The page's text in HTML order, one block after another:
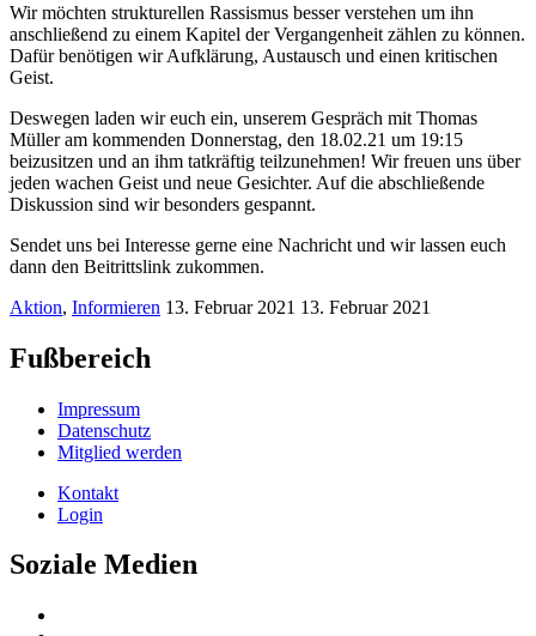
Wir möchten strukturellen Rassismus besser verstehen um ihn
anschließend zu einem Kapitel der Vergangenheit zählen zu können.
Dafür benötigen wir Aufklärung, Austausch und einen kritischen
Geist.
Deswegen laden wir euch ein, unserem Gespräch mit Thomas
Müller am kommenden Donnerstag, den 18.02.21 um 19:15
beizusitzen und an ihm tatkräftig teilzunehmen! Wir freuen uns über
jeden wachen Geist und neue Gesichter. Auf die abschließende
Diskussion sind wir besonders gespannt.
Sendet uns bei Interesse gerne eine Nachricht und wir lassen euch
dann den Beitrittslink zukommen.
Aktion, Informieren 13. Februar 2021 13. Februar 2021
Fußbereich
Impressum
Datenschutz
Mitglied werden
Kontakt
Login
Soziale Medien